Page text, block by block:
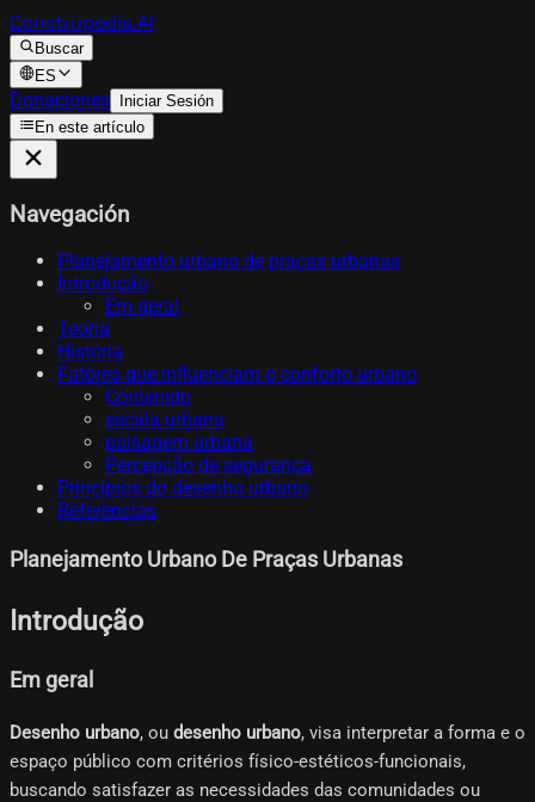
Construpedia.AI
Buscar
ES
Donaciones Iniciar Sesión
En este artículo
Navegación
Planejamento urbano de praças urbanas
Introdução
Em geral
Teoria
História
Fatores que influenciam o conforto urbano
Contenido
escala urbana
paisagem urbana
Percepção de segurança
Princípios do desenho urbano
Referências
Planejamento Urbano De Praças Urbanas
Introdução
Em geral
Desenho urbano, ou desenho urbano, visa interpretar a forma e o
espaço público com critérios físico-estéticos-funcionais,
buscando satisfazer as necessidades das comunidades ou